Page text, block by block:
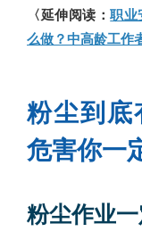
〈延伸阅读：职业
么做？中高龄工作
粉尘到底
危害你一
粉尘作业